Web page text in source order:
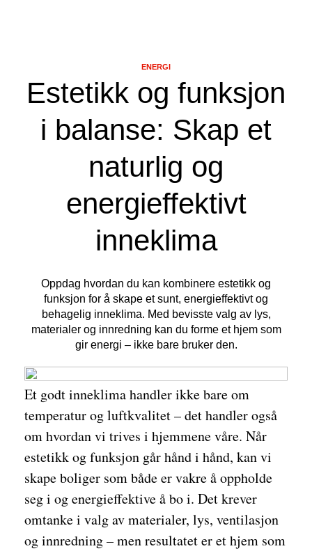
Estetikk og funksjon
i balanse: Skap et
naturlig og
energieffektivt
inneklima
ENERGI
Oppdag hvordan du kan kombinere estetikk og
funksjon for å skape et sunt, energieffektivt og
behagelig inneklima. Med bevisste valg av lys,
materialer og innredning kan du forme et hjem som
gir energi – ikke bare bruker den.
Et godt inneklima handler ikke bare om
temperatur og luftkvalitet – det handler også
om hvordan vi trives i hjemmene våre. Når
estetikk og funksjon går hånd i hånd, kan vi
skape boliger som både er vakre å oppholde
seg i og energieffektive å bo i. Det krever
omtanke i valg av materialer, lys, ventilasjon
og innredning – men resultatet er et hjem som